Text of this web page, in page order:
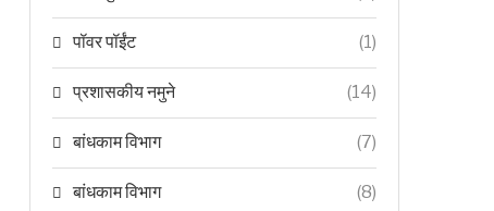
पॉवर पॉईंट (1)
प्रशासकीय नमुने (14)
बांधकाम विभाग (7)
बांधकाम विभाग (8)